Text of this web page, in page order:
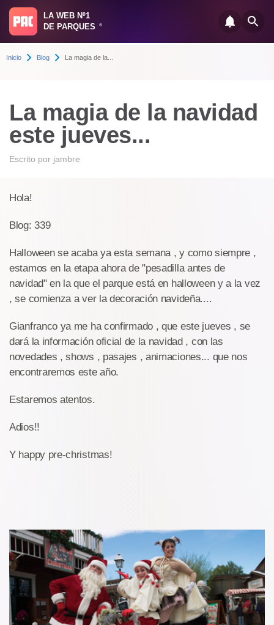
LA WEB Nº1
DE PARQUES
®
Inicio Blog La magia de la...
La magia de la navidad
este jueves...
Escrito por jambre
Hola!
Blog: 339
Halloween se acaba ya esta semana , y como siempre ,
estamos en la etapa ahora de "pesadilla antes de
navidad" en la que el parque está en halloween y a la vez
, se comienza a ver la decoración navideña....
Gianfranco ya me ha confirmado , que este jueves , se
dará la información oficial de la navidad , con las
novedades , shows , pasajes , animaciones... que nos
encontraremos este año.
Estaremos atentos.
Adios!!
Y happy pre-christmas!